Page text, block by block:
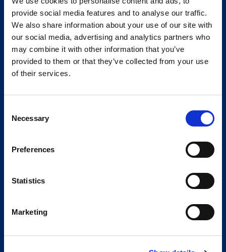
provide social media features and to analyse our traffic.
We also share information about your use of our site with
our social media, advertising and analytics partners who
may combine it with other information that you’ve
provided to them or that they’ve collected from your use
of their services.
Selection
Necessary
Preferences
Statistics
Marketing